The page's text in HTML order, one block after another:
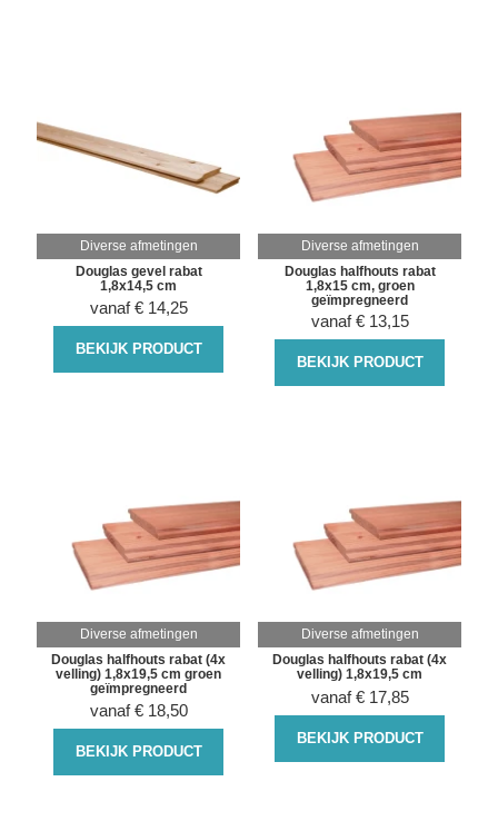
Diverse afmetingen
Douglas gevel rabat
1,8x14,5 cm
vanaf € 14,25
BEKIJK PRODUCT
Diverse afmetingen
Douglas halfhouts rabat
1,8x15 cm, groen
geïmpregneerd
vanaf € 13,15
BEKIJK PRODUCT
Diverse afmetingen
Douglas halfhouts rabat (4x
velling) 1,8x19,5 cm groen
geïmpregneerd
vanaf € 18,50
BEKIJK PRODUCT
Diverse afmetingen
Douglas halfhouts rabat (4x
velling) 1,8x19,5 cm
vanaf € 17,85
BEKIJK PRODUCT